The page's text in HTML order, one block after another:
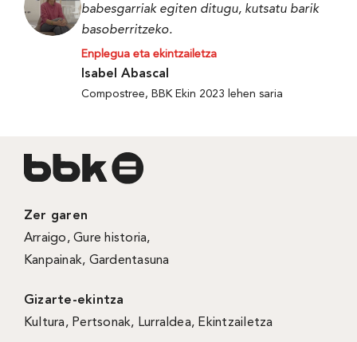
babesgarriak egiten ditugu, kutsatu barik
basoberritzeko.
Enplegua eta ekintzailetza
Isabel Abascal
Compostree, BBK Ekin 2023 lehen saria
Zer garen
Arraigo,Gure historia,
Kanpainak, Gardentasuna
Gizarte-ekintza
Kultura, Pertsonak, Lurraldea, Ekintzailetza